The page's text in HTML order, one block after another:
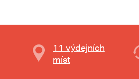
11 výdejních
míst